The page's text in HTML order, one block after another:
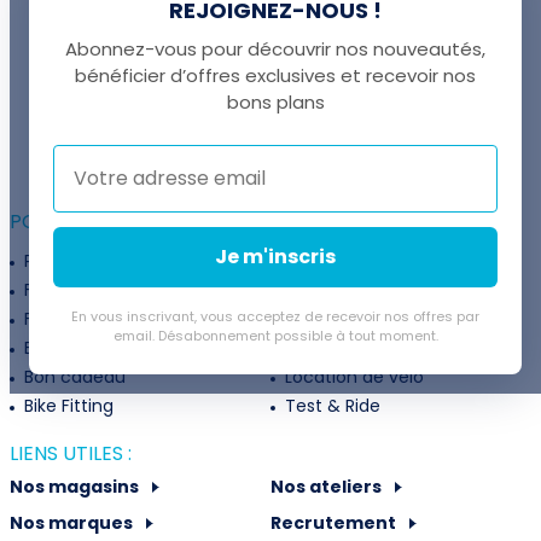
UNE QUESTION ?
+41 22 307 02 00
POUR ALLER PLUS LOIN :
Programme fidélité
Entreprises
Financement
Services
Flexibilité de paiement
Subventions
Extension de garantie
Politique de retour
Bon cadeau
Location de vélo
Bike Fitting
Test & Ride
LIENS UTILES :
Nos magasins
Nos ateliers
Nos marques
Recrutement
REJOIGNEZ-NOUS !
Abonnez-vous pour découvrir nos nouveautés,
bénéficier d’offres exclusives et recevoir nos
bons plans
Je m'inscris
En vous inscrivant, vous acceptez de recevoir nos offres par
email. Désabonnement possible à tout moment.